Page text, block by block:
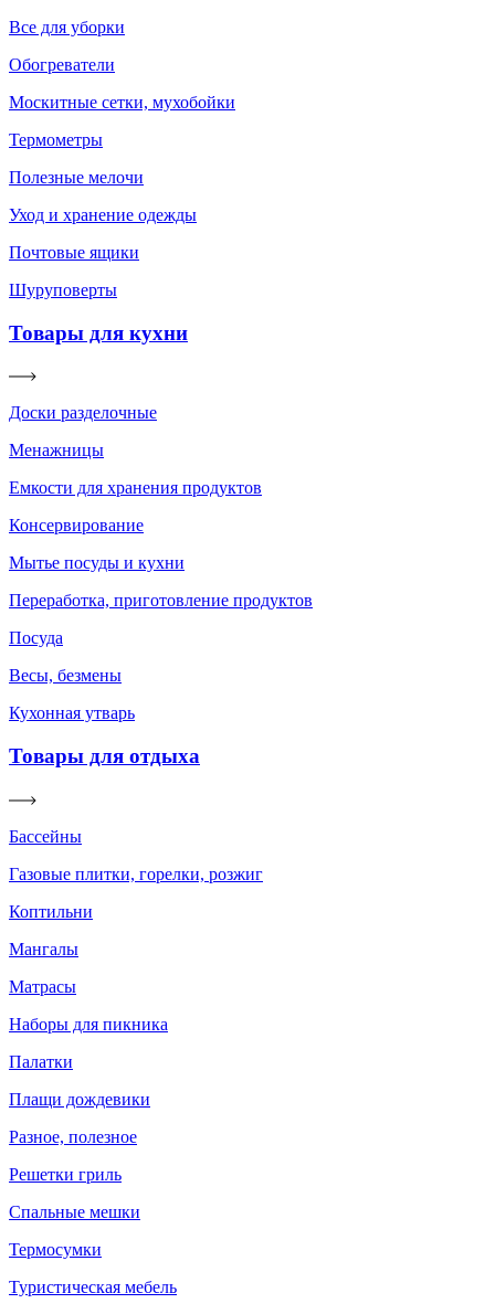
Все для уборки
Обогреватели
Москитные сетки, мухобойки
Термометры
Полезные мелочи
Уход и хранение одежды
Почтовые ящики
Шуруповерты
Товары для кухни
Доски разделочные
Менажницы
Емкости для хранения продуктов
Консервирование
Мытье посуды и кухни
Переработка, приготовление продуктов
Посуда
Весы, безмены
Кухонная утварь
Товары для отдыха
Бассейны
Газовые плитки, горелки, розжиг
Коптильни
Мангалы
Матрасы
Наборы для пикника
Палатки
Плащи дождевики
Разное, полезное
Решетки гриль
Спальные мешки
Термосумки
Туристическая мебель